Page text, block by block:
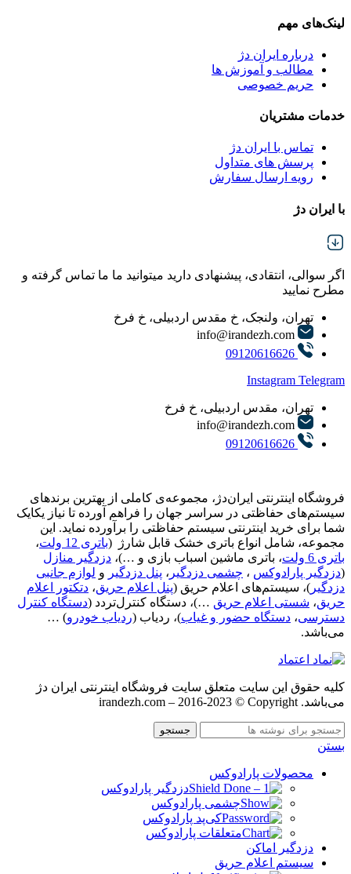
لینک‌های مهم
درباره ایران دژ
مطالب و آموزش ها
حریم خصوصی
خدمات مشتریان
تماس با ایران دژ
پرسش های متداول
رویه ارسال سفارش
با ایران دژ
اگر سوالی، انتقادی، پیشنهادی دارید میتوانید ما ما تماس گرفته و
مطرح نمایید
تهران، ولنجک، خ مقدس اردبیلی، خ فرخ
info@irandezh.com
09120616626
Instagram Telegram
تهران، مقدس اردبیلی، خ فرخ
info@irandezh.com
09120616626
فروشگاه اینترنتی ایران‌دژ، مجموعه‌ی کاملی از بهترین برندهای
سیستم‌های حفاظتی در سراسر جهان را فراهم آورده تا نیاز یکایک
شما برای خرید اینترنتی سیستم حفاظتی را برآورده نماید. این
مجموعه، شامل انواع باتری خشک قابل شارژ (باتری 12 ولت
،
باتری 6 ولت
، باتری ماشین اسباب بازی و …)، دزدگیر منازل
(دزدگیر پارادوکس ، چشمی دزدگیر ، پنل دزدگیر و لوازم جانبی
دزدگیر )، سیستم‌های اعلام حریق (پنل اعلام حریق، دتکتور اعلام
حریق، شستی اعلام حریق …)، دستگاه کنترل‌تردد (دستگاه کنترل
دسترسی، دستگاه حضور و غیاب)، ردیاب (ردیاب خودرو) …
می‌باشد.
کليه حقوق اين سايت متعلق سایت فروشگاه اینترنتی ایران دژ
می‌باشد. irandezh.com – 2016-2023 © Copyright
جستجو
بستن
محصولات پارادوکس
دزدگیر پارادوکس
چشمی پارادوکس
کی‌پد پارادوکس
متعلقات پارادوکس
دزدگیر اماکن
سیستم اعلام حریق